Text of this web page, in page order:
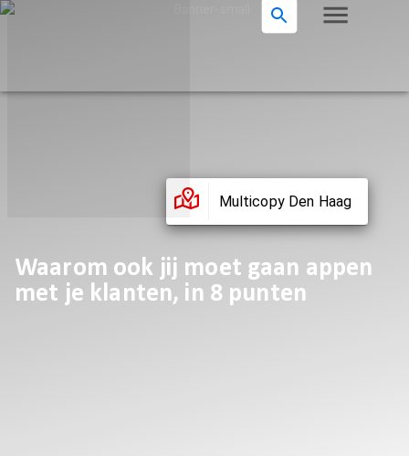
Multicopy Den Haag
Waarom ook jij moet gaan appen
met je klanten, in 8 punten